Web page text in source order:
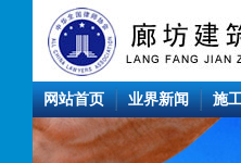
网站首页 业界新闻 施